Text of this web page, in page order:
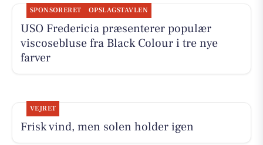
SPONSORERET OPSLAGSTAVLEN
USO Fredericia præsenterer populær
viscosebluse fra Black Colour i tre nye
farver
VEJRET
Frisk vind, men solen holder igen